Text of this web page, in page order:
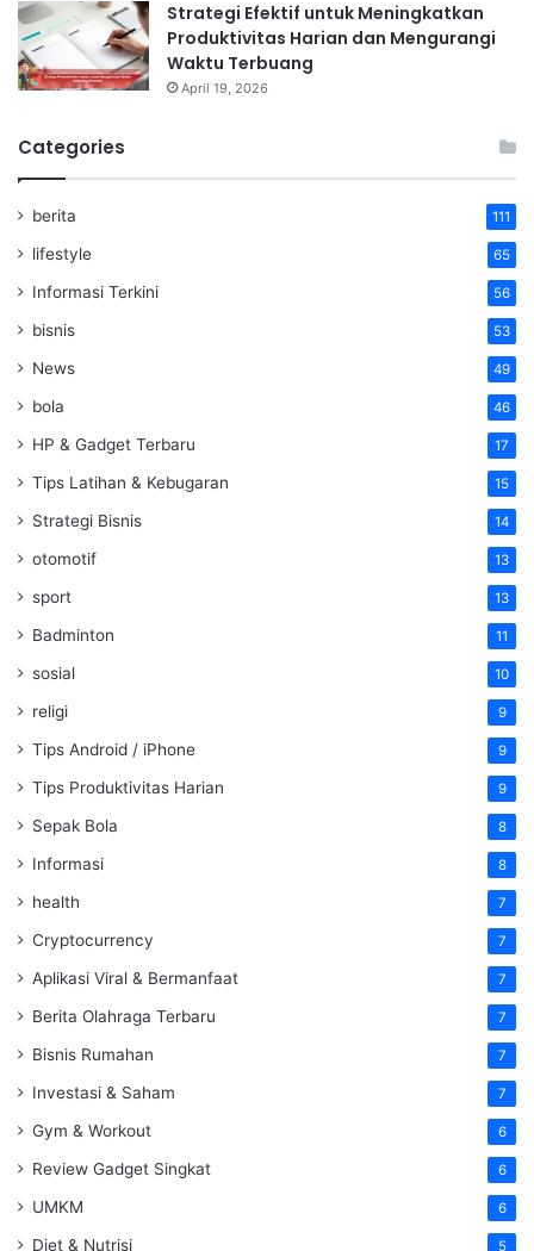
Strategi Efektif untuk Meningkatkan
Produktivitas Harian dan Mengurangi
Waktu Terbuang
April 19, 2026
Categories
berita 111
lifestyle 65
Informasi Terkini 56
bisnis 53
News 49
bola 46
HP & Gadget Terbaru 17
Tips Latihan & Kebugaran 15
Strategi Bisnis 14
otomotif 13
sport 13
Badminton 11
sosial 10
religi 9
Tips Android / iPhone 9
Tips Produktivitas Harian 9
Sepak Bola 8
Informasi 8
health 7
Cryptocurrency 7
Aplikasi Viral & Bermanfaat 7
Berita Olahraga Terbaru 7
Bisnis Rumahan 7
Investasi & Saham 7
Gym & Workout 6
Review Gadget Singkat 6
UMKM 6
Diet & Nutrisi 5